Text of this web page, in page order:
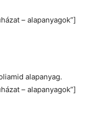
– alapanyagok”]
alapanyag.
– alapanyagok”]